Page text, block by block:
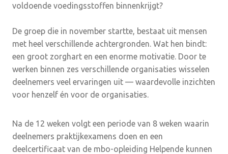
voldoende voedingsstoffen binnenkrijgt?
De groep die in november startte, bestaat uit mensen
met heel verschillende achtergronden. Wat hen bindt:
een groot zorghart en een enorme motivatie. Door te
werken binnen zes verschillende organisaties wisselen
deelnemers veel ervaringen uit — waardevolle inzichten
voor henzelf én voor de organisaties.
Na de 12 weken volgt een periode van 8 weken waarin
deelnemers praktijkexamens doen en een
deelcertificaat van de mbo-opleiding Helpende kunnen